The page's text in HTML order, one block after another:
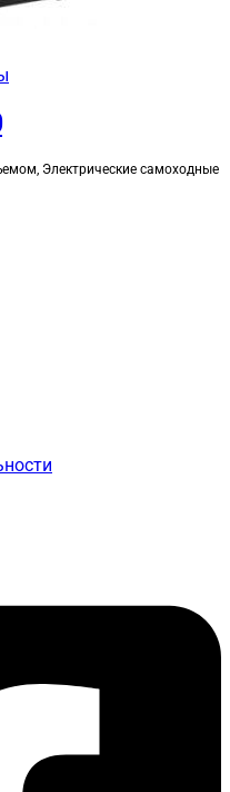
Электрические самоходные